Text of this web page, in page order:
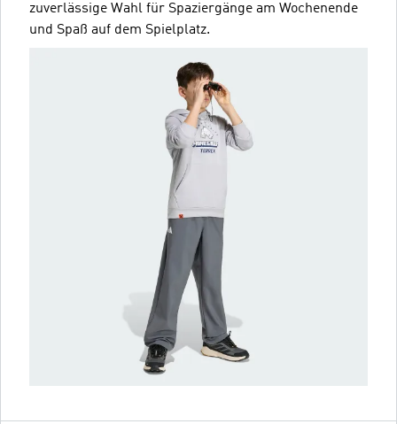
zuverlässige Wahl für Spaziergänge am Wochenende
und Spaß auf dem Spielplatz.